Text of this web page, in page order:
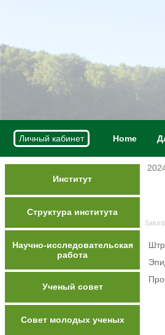
Личный кабинет Home
Институт
Структура института
Научно-исследовательская
работа
Ученый совет
Совет молодых ученых